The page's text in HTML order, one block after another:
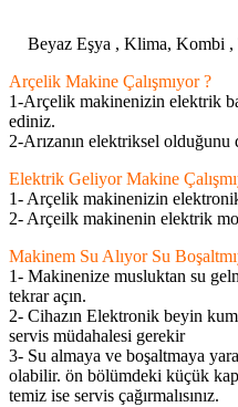
Beyaz Eşya , Klima, Kombi ,
Arçelik Makine Çalışmıyor ?
1-Arçelik makinenizin elektrik
ediniz.
2-Arızanın elektriksel olduğunu
Elektrik Geliyor Makine
1- Arçelik makinenizin
2- Arçeilk makinenin elektrik
Makinem Su Alıyor Su
1- Makinenize musluktan su
tekrar açın.
2- Cihazın Elektronik beyin
servis müdahalesi gerekir
3- Su almaya ve boşaltmaya
olabilir. ön bölümdeki küçük
temiz ise servis çağırmalısınız.